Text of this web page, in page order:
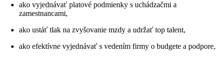
ako vyjednávať platové podmienky s uchádzačmi a
zamestnancami,
ako ustáť tlak na zvyšovanie mzdy a udržať top talent,
ako efektívne vyjednávať s vedením firmy o budgete a podpore,